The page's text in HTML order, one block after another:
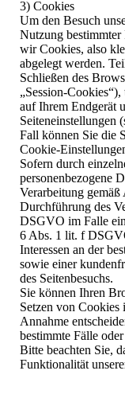
3) Cookies
Um den Besuch
Nutzung
wir Cookies, also
abgelegt werden.
Schließen des
„Session-
auf Ihrem Endgerät
Seiteneinstellungen
Fall können Sie die
Cookie-
Sofern durch
personenbezogene
Verarbeitung
Durchführung des
DSGVO im Falle
6 Abs. 1 lit. f
Interessen an der
sowie einer
des Seitenbesuchs.
Sie können Ihren
Setzen von Cookies
Annahme
bestimmte Fälle
Bitte beachten Sie,
Funktionalität